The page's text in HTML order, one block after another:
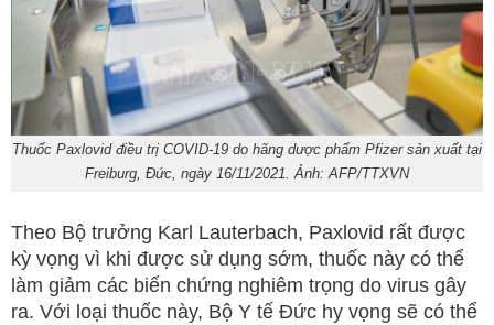
Thuốc Paxlovid điều trị COVID-19 do hãng dược phẩm Pfizer sản xuất tại
Freiburg, Đức, ngày 16/11/2021. Ảnh: AFP/TTXVN
Theo Bộ trưởng Karl Lauterbach, Paxlovid rất được
kỳ vọng vì khi được sử dụng sớm, thuốc này có thể
làm giảm các biến chứng nghiêm trọng do virus gây
ra. Với loại thuốc này, Bộ Y tế Đức hy vọng sẽ có thể